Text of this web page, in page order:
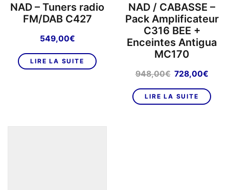
NAD – Tuners radio
FM/DAB C427
549,00€
LIRE LA SUITE
NAD / CABASSE –
Pack Amplificateur
C316 BEE +
Enceintes Antigua
MC170
948,00€ Le
initial
était :
728,00€Le
est :
LIRE LA SUITE